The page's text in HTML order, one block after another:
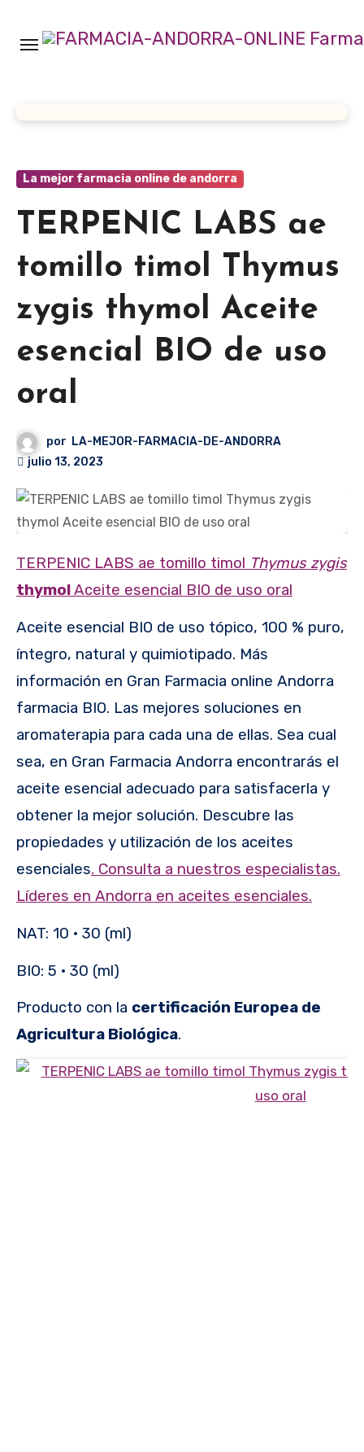
contenido
La mejor farmacia online de andorra
TERPENIC LABS ae
tomillo timol Thymus
zygis thymol Aceite
esencial BIO de uso
oral
por LA-MEJOR-FARMACIA-DE-ANDORRA
julio 13, 2023
TERPENIC LABS ae tomillo timol Thymus zygis
thymolAceite esencial BIO de uso oral
Aceite esencial BIO de uso tópico, 100 % puro,
íntegro, natural y quimiotipado. Más
información en Gran Farmacia online Andorra
farmacia BIO. Las mejores soluciones en
aromaterapia para cada una de ellas. Sea cual
sea, en Gran Farmacia Andorra encontrarás el
aceite esencial adecuado para satisfacerla y
obtener la mejor solución. Descubre las
propiedades y utilización de los aceites
esenciales. Consulta a nuestros especialistas.
Líderes en Andorra en aceites esenciales.
NAT: 10 · 30 (ml)
BIO: 5 · 30 (ml)
Producto con la certificación Europea de
Agricultura Biológica.